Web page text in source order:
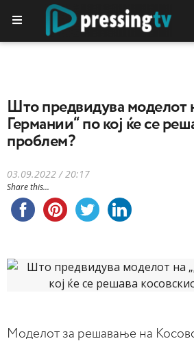
Што предвидува моделот
Германии“ по кој ќе се
проблем?
03.09.2022 / 20:17
Share this...
Moделот за решавање на